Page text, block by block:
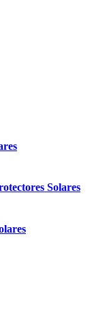
Solares